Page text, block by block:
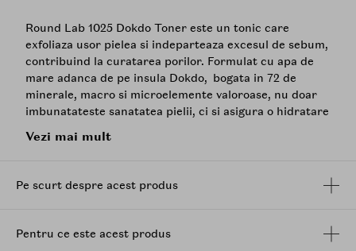
Round Lab 1025 Dokdo Toner este un tonic care
exfoliaza usor pielea si indeparteaza excesul de sebum,
contribuind la curatarea porilor. Formulat cu apa de
mare adanca de pe insula Dokdo, bogata in 72 de
minerale, macro si microelemente valoroase, nu doar
imbunatateste sanatatea pielii, ci si asigura o hidratare
procesul de imbatranire.
Hatching EX-07, este o alternativa la acizii
BHA,
hidratare profunda si mentine echilibrul hidric
Vezi mai mult
Pe scurt despre acest produs
Pentru ce este acest produs